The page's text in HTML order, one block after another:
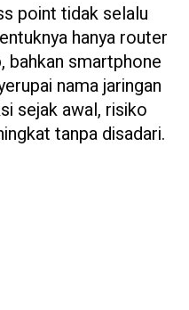
point tidak selalu
hanya router
smartphone
nama jaringan
sejak awal, risiko
tanpa disadari.